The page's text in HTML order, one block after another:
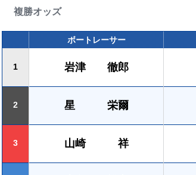
複勝オッズ
ボートレーサー
1 岩津 徹郎
2 星 栄爾
3 山崎 祥